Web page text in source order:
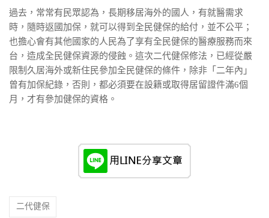
過去，常常有民眾認為，長期移居海外的國人，有就醫需求
時，隨時返國加保，就可以得到全民健保的給付，並不公平；
也擔心會有其他國家的人民為了享有全民健保的醫療服務而來
台，造成全民健保資源的侵蝕。這次二代健保修法，已經從嚴
限制久居海外或新住民參加全民健保的條件，除非「二年內」
曾有加保紀錄，否則，都必須要在設籍或取得居留證件滿6個
月，才有參加健保的資格。
二代健保